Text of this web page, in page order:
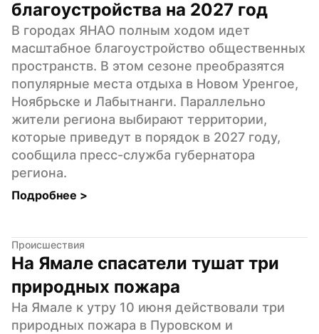
благоустройства на 2027 год
В городах ЯНАО полным ходом идет
масштабное благоустройство общественных
пространств. В этом сезоне преобразятся
популярные места отдыха в Новом Уренгое,
Ноябрьске и Лабытнанги. Параллельно
жители региона выбирают территории,
которые приведут в порядок в 2027 году,
сообщила пресс-служба губернатора
региона.
Подробнее >
Происшествия
На Ямале спасатели тушат три
природных пожара
На Ямале к утру 10 июня действовали три
природных пожара в Пуровском и